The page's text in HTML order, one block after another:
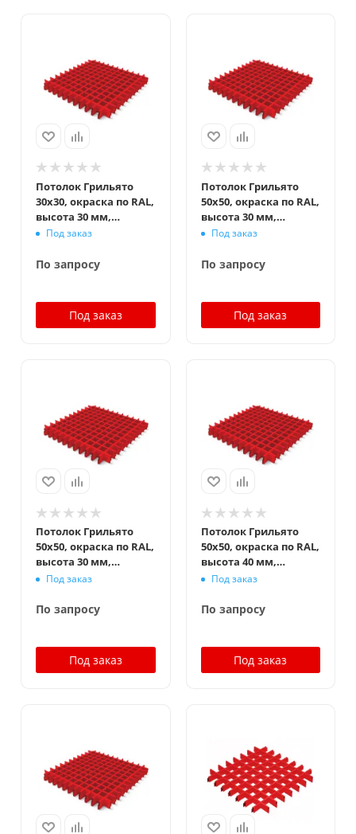
Потолок Грильято
30x30, окраска по RAL,
высота 30 мм,
ширина 5 мм
Под заказ
По запросу
Под заказ
Потолок Грильято
50x50, окраска по RAL,
высота 30 мм,
ширина 5 мм
Под заказ
По запросу
Под заказ
Потолок Грильято
50x50, окраска по RAL,
высота 30 мм,
ширина 10 мм
Под заказ
По запросу
Под заказ
Потолок Грильято
50x50, окраска по RAL,
высота 40 мм,
ширина 10 мм
Под заказ
По запросу
Под заказ